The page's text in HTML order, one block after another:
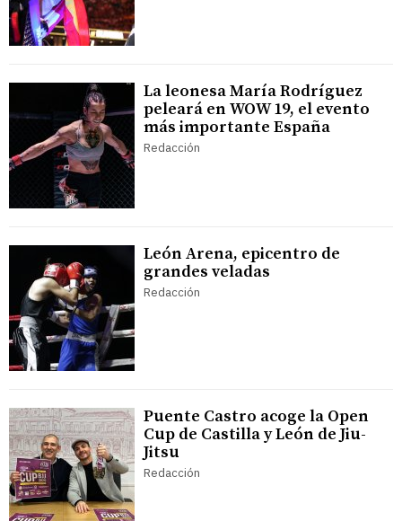
La leonesa María Rodríguez
peleará en WOW 19, el evento
más importante España
Redacción
León Arena, epicentro de
grandes veladas
Redacción
Puente Castro acoge la Open
Cup de Castilla y León de Jiu-
Jitsu
Redacción